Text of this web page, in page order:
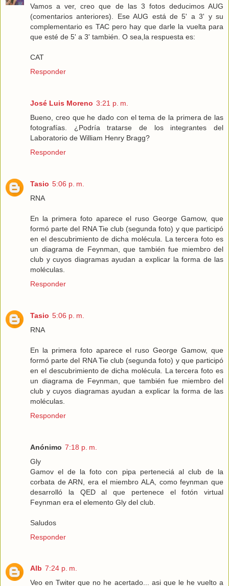
Vamos a ver, creo que de las 3 fotos deducimos AUG
(comentarios anteriores). Ese AUG está de 5' a 3' y su
complementario es TAC pero hay que darle la vuelta para
que esté de 5' a 3' también. O sea,la respuesta es:
CAT
Responder
José Luis Moreno 3:21 p. m.
Bueno, creo que he dado con el tema de la primera de las
fotografías. ¿Podría tratarse de los integrantes del
Laboratorio de William Henry Bragg?
Responder
Tasio 5:06 p. m.
RNA
En la primera foto aparece el ruso George Gamow, que
formó parte del RNA Tie club (segunda foto) y que participó
en el descubrimiento de dicha molécula. La tercera foto es
un diagrama de Feynman, que también fue miembro del
club y cuyos diagramas ayudan a explicar la forma de las
moléculas.
Responder
Tasio 5:06 p. m.
RNA
En la primera foto aparece el ruso George Gamow, que
formó parte del RNA Tie club (segunda foto) y que participó
en el descubrimiento de dicha molécula. La tercera foto es
un diagrama de Feynman, que también fue miembro del
club y cuyos diagramas ayudan a explicar la forma de las
moléculas.
Responder
Anónimo 7:18 p. m.
Gly
Gamov el de la foto con pipa perteneciá al club de la
corbata de ARN, era el miembro ALA, como feynman que
desarrolló la QED al que pertenece el fotón virtual
Feynman era el elemento Gly del club.
Saludos
Responder
Alb 7:24 p. m.
Veo en Twiter que no he acertado... asi que le he vuelto a